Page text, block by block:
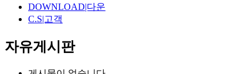
DOWNLOAD|다운
C.S|고객
자유게시판